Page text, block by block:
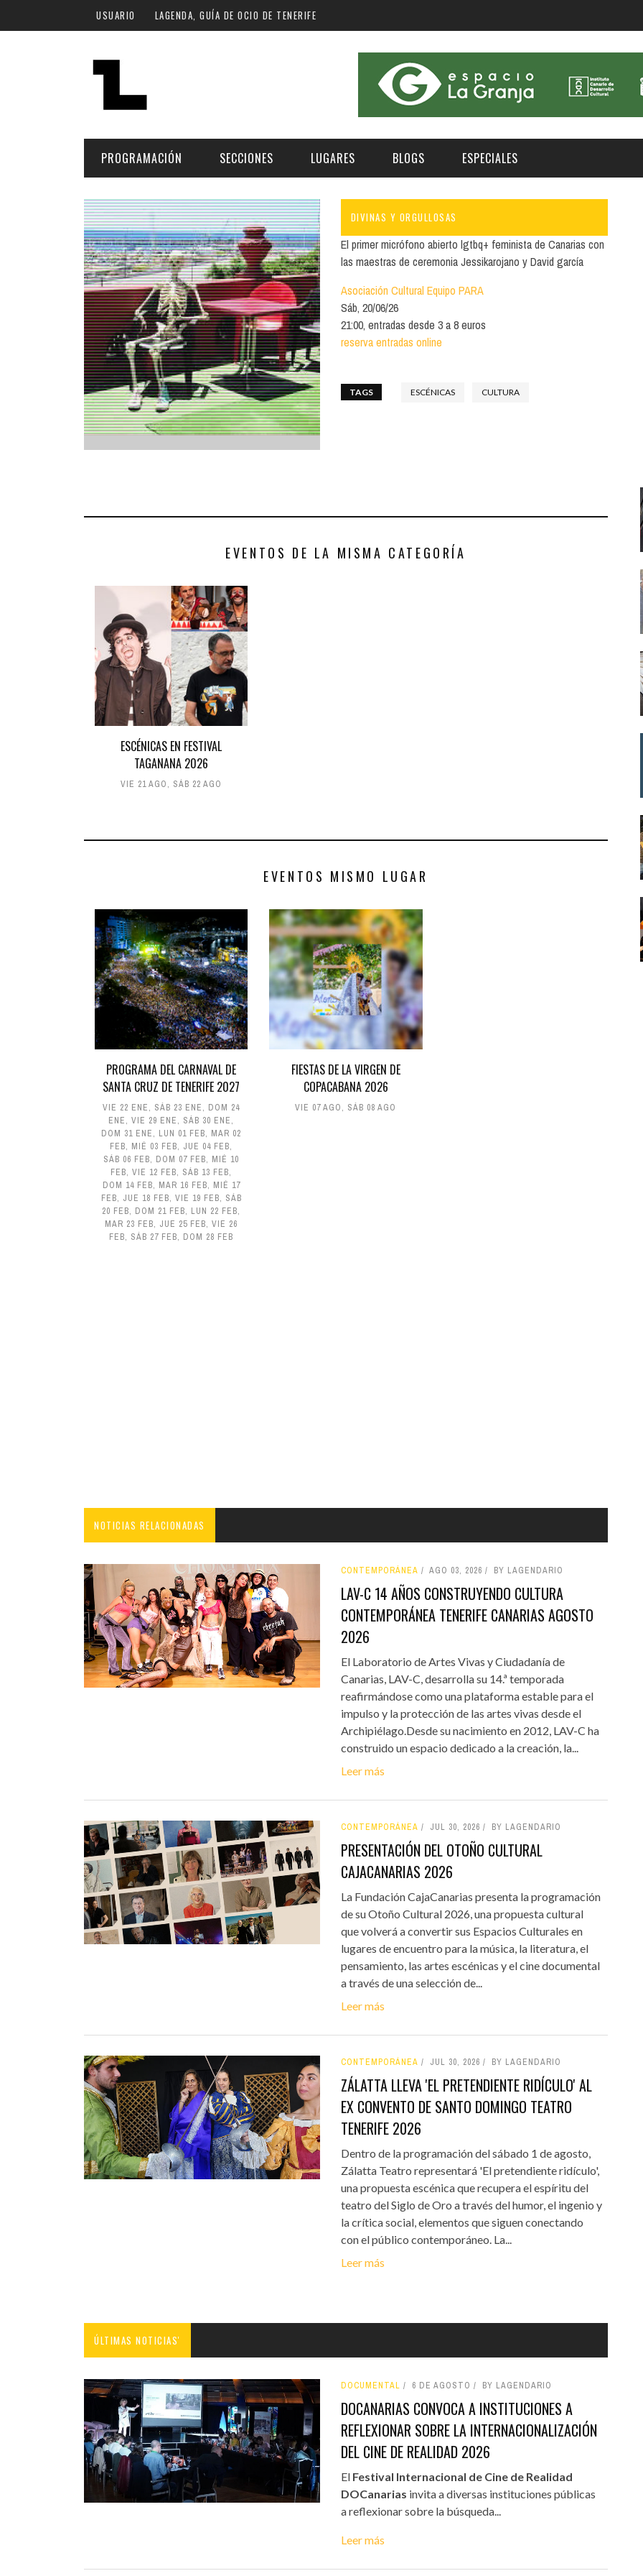
Pasar al contenido principal
USUARIO LAGENDA, GUÍA DE OCIO DE TENERIFE
PROGRAMACIÓN
FECHA
Hoy
Plan Finde
LUGAR
Norte
Santa Cruz | La Laguna
Cultura
Música
SECCIONES
MÚSICA
ESCÉNICAS
CULTURA
GASTRONOMÍA
INFANTIL
LUGARES
ARTE | MUSEOS
SALAS Y AUDITORIOS
ESPACIOS CULTURALES
NOCHE
LOCALES CON ACTUACIONES
COMERCIO
GASTRO
FORMATIVO
BLOGS ESPECIALES
FESTIVAL TAGANANA 2026
DIVINAS Y ORGULLOSAS
El primer micrófono abierto lgtbq+ feminista de Canarias con
las maestras de ceremonia Jessikarojano y David garcía
Asociación Cultural Equipo PARA
Sáb, 20/06/26
21:00, entradas desde 3 a 8 euros
reserva entradas online
TAGS ESCÉNICAS CULTURA
EVENTOS DE LA MISMA CATEGORÍA
ESCÉNICAS EN FESTIVAL
TAGANANA 2026
VIE 21 AGO, SÁB 22 AGO
EVENTOS MISMO LUGAR
PROGRAMA DEL CARNAVAL DE
SANTA CRUZ DE TENERIFE 2027
VIE 22 ENE, SÁB 23 ENE, DOM 24
ENE,VIE 29 ENE, SÁB 30 ENE,
DOM 31 ENE, LUN 01 FEB, MAR 02
FEB, MIÉ 03 FEB, JUE 04 FEB,
SÁB 06 FEB, DOM 07 FEB, MIÉ 10
FEB,VIE 12 FEB, SÁB 13 FEB,
DOM 14 FEB, MAR 16 FEB, MIÉ 17
FEB, JUE 18 FEB, VIE 19 FEB, SÁB
20 FEB, DOM 21 FEB, LUN 22 FEB,
MAR 23 FEB, JUE 25 FEB,VIE 26
FEB, SÁB 27 FEB, DOM 28 FEB
FIESTAS DE LA VIRGEN DE
COPACABANA 2026
VIE 07 AGO, SÁB 08 AGO
NOTICIAS RELACIONADAS
CONTEMPORÁNEA AGO 03, 2026 BY LAGENDARIO
LAV-C 14 AÑOS CONSTRUYENDO CULTURA
CONTEMPORÁNEA TENERIFE CANARIAS AGOSTO
2026
El Laboratorio de Artes Vivas y Ciudadanía de
Canarias, LAV-C, desarrolla su 14.ª temporada
reafirmándose como una plataforma estable para el
impulso y la protección de las artes vivas desde el
Archipiélago.Desde su nacimiento en 2012, LAV-C ha
construido un espacio dedicado a la creación, la...
Leer más
CONTEMPORÁNEA JUL 30, 2026 BY LAGENDARIO
PRESENTACIÓN DEL OTOÑO CULTURAL
CAJACANARIAS 2026
La Fundación CajaCanarias presenta la programación
de su Otoño Cultural 2026, una propuesta cultural
que volverá a convertir sus Espacios Culturales en
lugares de encuentro para la música, la literatura, el
pensamiento, las artes escénicas y el cine documental
a través de una selección de...
Leer más
CONTEMPORÁNEA JUL 30, 2026 BY LAGENDARIO
ZÁLATTA LLEVA 'EL PRETENDIENTE RIDÍCULO' AL
EX CONVENTO DE SANTO DOMINGO TEATRO
TENERIFE 2026
Dentro de la programación del sábado 1 de agosto,
Zálatta Teatro representará 'El pretendiente ridículo',
una propuesta escénica que recupera el espíritu del
teatro del Siglo de Oro a través del humor, el ingenio y
la crítica social, elementos que siguen conectando
con el público contemporáneo. La...
Leer más
ÚLTIMAS NOTICIAS'
DOCUMENTAL 6 DE AGOSTO BY LAGENDARIO
DOCANARIAS CONVOCA A INSTITUCIONES A
REFLEXIONAR SOBRE LA INTERNACIONALIZACIÓN
DEL CINE DE REALIDAD 2026
El Festival Internacional de Cine de Realidad
DOCanarias invita a diversas instituciones públicas
a reflexionar sobre la búsqueda...
Leer más